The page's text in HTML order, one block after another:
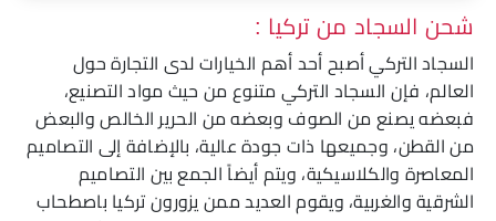
شحن السجاد من تركيا :
السجاد التركي أصبح أحد أهم الخيارات لدى التجارة حول
العالم، فإن السجاد التركي متنوع من حيث مواد التصنيع،
فبعضه يصنع من الصوف وبعضه من الحرير الخالص والبعض
من القطن، وجميعها ذات جودة عالية، بالإضافة إلى التصاميم
المعاصرة والكلاسيكية، ويتم أيضاً الجمع بين التصاميم
الشرقية والغربية، ويقوم العديد ممن يزورون تركيا باصطحاب